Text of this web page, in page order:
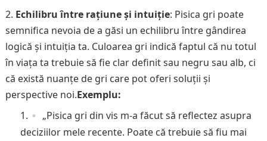
Echilibru între rațiune și intuiție: Pisica gri poate
semnifica nevoia de a găsi un echilibru între gândirea
logică și intuiția ta. Culoarea gri indică faptul că nu totul
în viața ta trebuie să fie clar definit sau negru sau alb, ci
că există nuanțe de gri care pot oferi soluții și
perspective noi.Exemplu:
„Pisica gri din vis m-a făcut să reflectez asupra
deciziilor mele recente. Poate că trebuie să fiu mai